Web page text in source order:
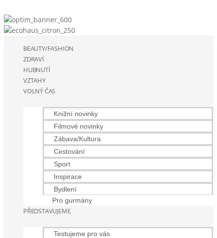
BEAUTY/FASHION
ZDRAVÍ
HUBNUTÍ
VZTAHY
VOLNÝ ČAS
Knižní novinky
Filmové novinky
Zábava/Kultura
Cestování
Sport
Inspirace
Bydlení
Pro gurmány
PŘEDSTAVUJEME
Testujeme pro vás